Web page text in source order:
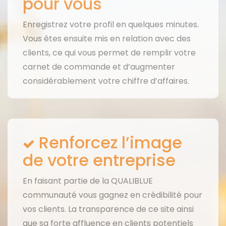
Enregistrez votre profil en quelques minutes.
Vous êtes ensuite mis en relation avec des
clients, ce qui vous permet de remplir votre
carnet de commande et d’augmenter
considérablement votre chiffre d’affaires.
Renforcez l’image
de votre entreprise
En faisant partie de la QUALIBLUE
communauté vous gagnez en crédibilité pour
vos clients. La transparence de ce site ainsi
que sa forte affluence en clients potentiels